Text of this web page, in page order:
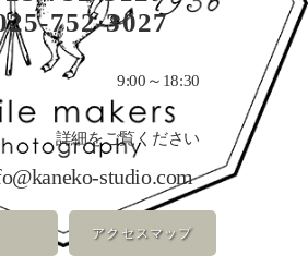
752-3027
9:00～18:30
詳細をご覧ください
studio.com
アクセスマップ